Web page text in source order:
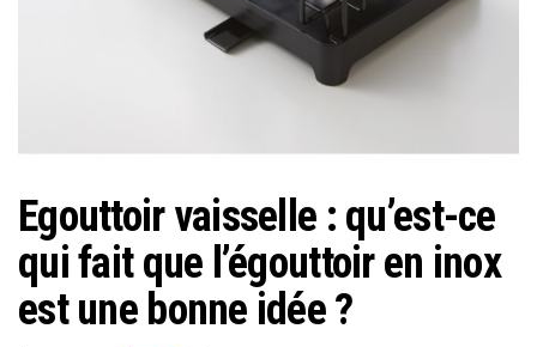
Egouttoir vaisselle : qu’est-ce
qui fait que l’égouttoir en inox
est une bonne idée ?